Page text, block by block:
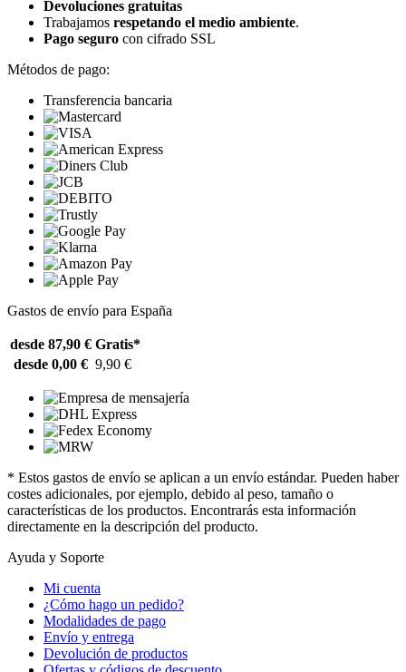
Devoluciones gratuitas
Trabajamos respetando el medio ambiente.
Pago seguro con cifrado SSL
Métodos de pago:
Transferencia bancaria
Gastos de envío para España
desde 87,90 € Gratis*
desde 0,00 € 9,90 €
* Estos gastos de envío se aplican a un envío estándar. Pueden haber
costes adicionales, por ejemplo, debido al peso, tamaño o
características de los productos. Encontrarás esta información
directamente en la descripción del producto.
Ayuda y Soporte
Mi cuenta
¿Cómo hago un pedido?
Modalidades de pago
Envío y entrega
Devolución de productos